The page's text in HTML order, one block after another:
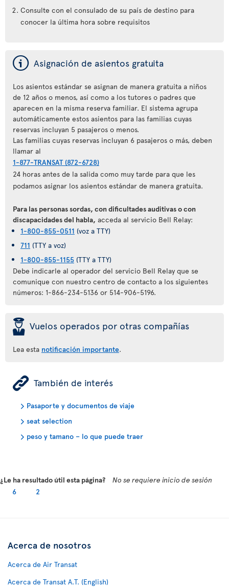
Consulte con el consulado de su país de destino para
conocer la última hora sobre requisitos
ý Asignación de asientos gratuita
Los asientos estándar se asignan de manera gratuita a niños
de 12 años o menos, así como a los tutores o padres que
aparecen en la misma reserva familiar. El sistema agrupa
automáticamente estos asientos para las familias cuyas
reservas incluyan 5 pasajeros o menos.
Las familias cuyas reservas incluyan 6 pasajeros o más, deben
llamar al
1-877-TRANSAT (872-6728)
24 horas antes de la salida como muy tarde para que les
podamos asignar los asientos estándar de manera gratuita.
Para las personas sordas, con dificultades auditivas o con
discapacidades del habla, acceda al servicio Bell Relay:
1-800-855-0511 (voz a TTY)
711 (TTY a voz)
1-800-855-1155 (TTY a TTY)
Debe indicarle al operador del servicio Bell Relay que se
comunique con nuestro centro de contacto a los siguientes
números: 1-866-234-5136 or 514-906-5196.
þ Vuelos operados por otras compañías
Lea esta notificación importante.
ÿ También de interés
Pasaporte y documentos de viaje
seat selection
peso y tamano – lo que puede traer
¿Le ha resultado útil esta página?
No se requiere inicio de sesión
6
2
Acerca de nosotros
Acerca de Air Transat
Acerca de Transat A.T. (English)